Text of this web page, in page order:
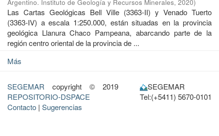
Argentino. Instituto de Geología y Recursos Minerales, 2020)
Las Cartas Geológicas Bell Ville (3363-II) y Venado Tuerto
(3363-IV) a escala 1:250.000, están situadas en la provincia
geológica Llanura Chaco Pampeana, abarcando parte de la
región centro oriental de la provincia de ...
Más
SEGEMAR copyright © 2019
REPOSITORIO-DSPACE
Contacto | Sugerencias
SEGEMAR
Tel:(+5411) 5670-0101